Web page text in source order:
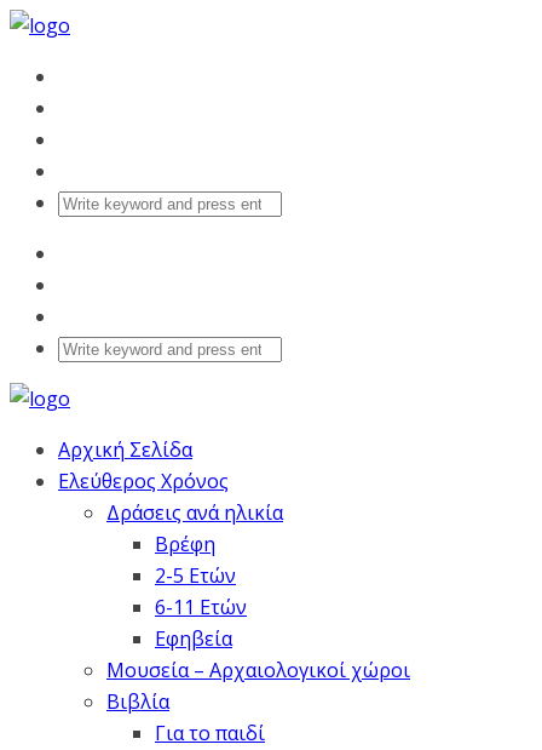
Αρχική Σελίδα
Ελεύθερος Χρόνος
Δράσεις ανά ηλικία
Βρέφη
2-5 Ετών
6-11 Ετών
Εφηβεία
Μουσεία – Αρχαιολογικοί χώροι
Βιβλία
Για το παιδί